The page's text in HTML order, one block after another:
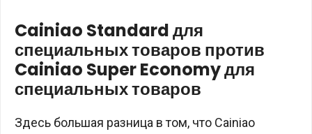
Cainiao Standard для
специальных товаров против
Cainiao Super Economy для
специальных товаров
Здесь большая разница в том, что Cainiao